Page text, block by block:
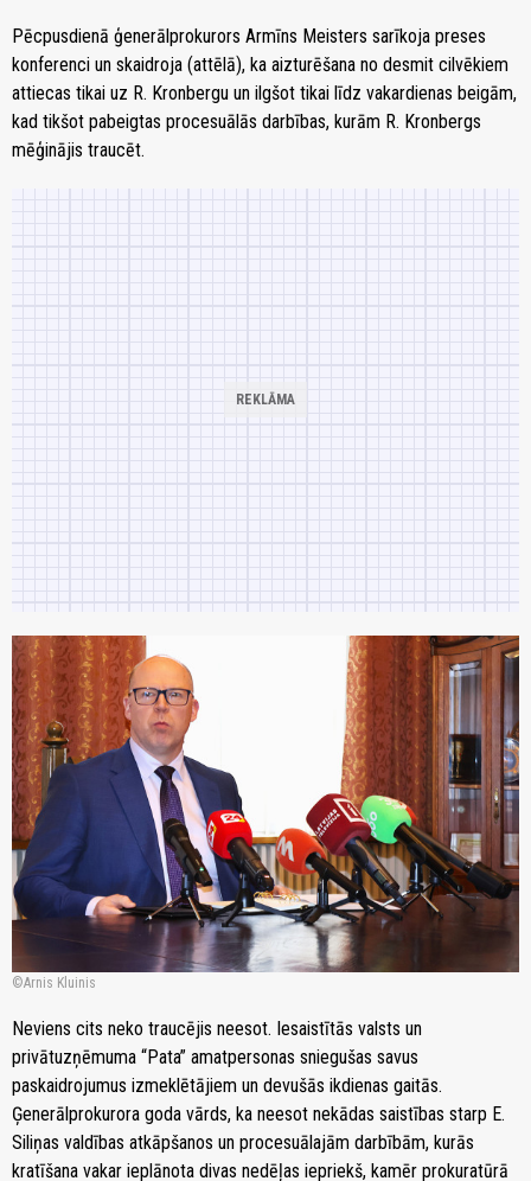
Pēcpusdienā ģenerālprokurors Armīns Meisters sarīkoja preses
konferenci un skaidroja (attēlā), ka aizturēšana no desmit cilvēkiem
attiecas tikai uz R. Kronbergu un ilgšot tikai līdz vakardienas beigām,
kad tikšot pabeigtas procesuālās darbības, kurām R. Kronbergs
mēģinājis traucēt.
Arnis Kluinis
Neviens cits neko traucējis neesot. Iesaistītās valsts un
privātuzņēmuma “Pata” amatpersonas sniegušas savus
paskaidrojumus izmeklētājiem un devušās ikdienas gaitās.
Ģenerālprokurora goda vārds, ka neesot nekādas saistības starp E.
Siliņas valdības atkāpšanos un procesuālajām darbībām, kurās
kratīšana vakar ieplānota divas nedēļas iepriekš, kamēr prokuratūrā